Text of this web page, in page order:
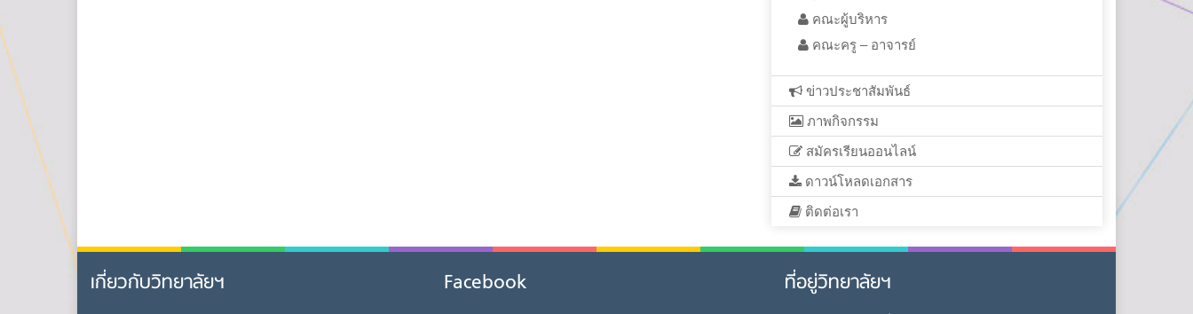
คณะผู้บริหาร
คณะครู – อาจารย์
ข่าวประชาสัมพันธ์
ภาพกิจกรรม
สมัครเรียนออนไลน์
ดาวน์โหลดเอกสาร
ติดต่อเรา
เกี่ยวกับวิทยาลัยฯ Facebook ที่อยู่วิทยาลัยฯ